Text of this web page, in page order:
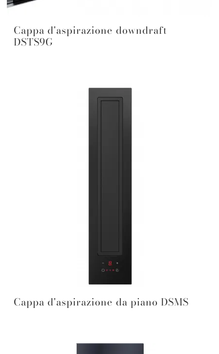
Cappa d'aspirazione downdraft
DSTS9G
Cappa d'aspirazione da piano DSMS